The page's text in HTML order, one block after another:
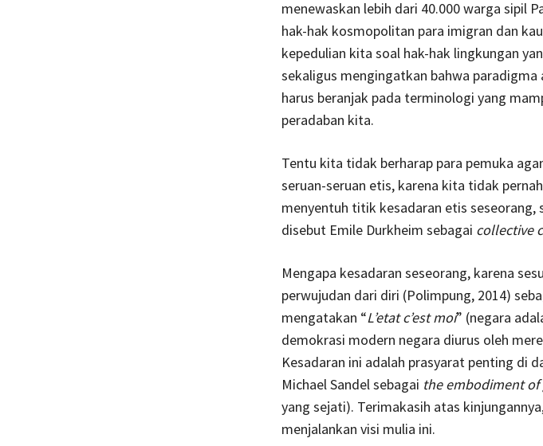
menewaskan lebih dari 40.000 warga sipil
hak-hak kosmopolitan para imigran dan
kepedulian kita soal hak-hak lingkungan
sekaligus mengingatkan bahwa
harus beranjak pada terminologi yang
peradaban kita.
Tentu kita tidak berharap para pemuka
seruan-seruan etis, karena kita tidak
menyentuh titik kesadaran etis seseorang,
disebut Emile Durkheim sebagai collective
Mengapa kesadaran seseorang, karena
perwujudan dari diri (Polimpung, 2014)
mengatakan “L’etat c’est moi” (negara
demokrasi modern negara diurus oleh
Kesadaran ini adalah prasyarat penting di
Michael Sandel sebagai the embodiment
yang sejati). Terimakasih atas
menjalankan visi mulia ini.